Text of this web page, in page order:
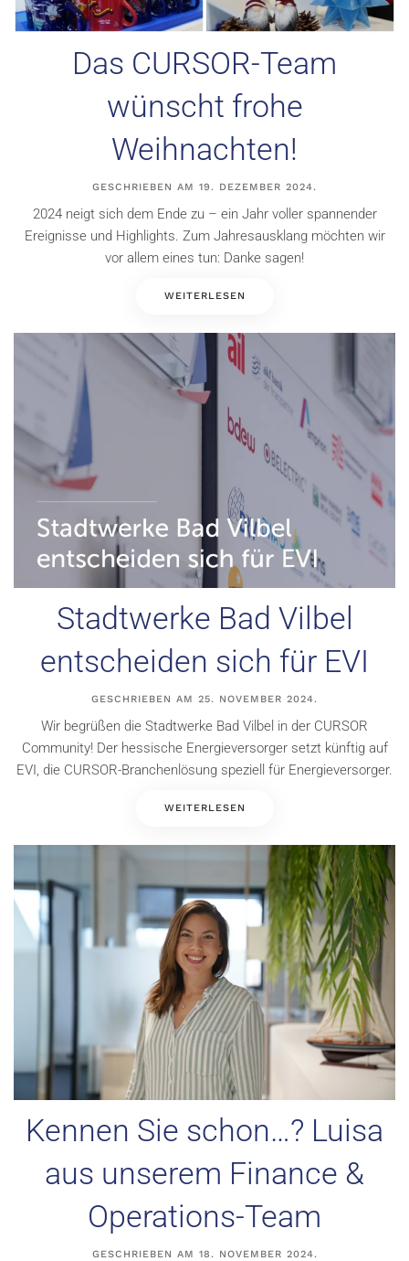
Das CURSOR-Team
wünscht frohe
Weihnachten!
GESCHRIEBEN AM 19. DEZEMBER 2024.
2024 neigt sich dem Ende zu – ein Jahr voller spannender
Ereignisse und Highlights. Zum Jahresausklang möchten wir
vor allem eines tun: Danke sagen!
WEITERLESEN
Stadtwerke Bad Vilbel
entscheiden sich für EVI
GESCHRIEBEN AM 25. NOVEMBER 2024.
Wir begrüßen die Stadtwerke Bad Vilbel in der CURSOR
Community! Der hessische Energieversorger setzt künftig auf
EVI, die CURSOR-Branchenlösung speziell für Energieversorger.
WEITERLESEN
Kennen Sie schon…? Luisa
aus unserem Finance &
Operations-Team
GESCHRIEBEN AM 18. NOVEMBER 2024.